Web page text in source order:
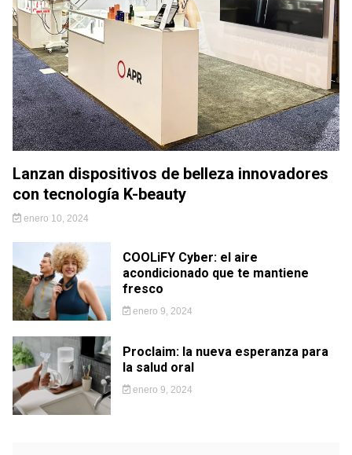
Lanzan dispositivos de belleza innovadores
con tecnología K-beauty
enero 10, 2024
COOLiFY Cyber: el aire
acondicionado que te mantiene
fresco
enero 9, 2024
Proclaim: la nueva esperanza para
la salud oral
enero 9, 2024